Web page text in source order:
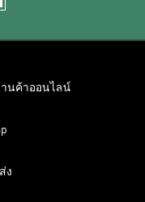
นค้าออนไลน์
ง